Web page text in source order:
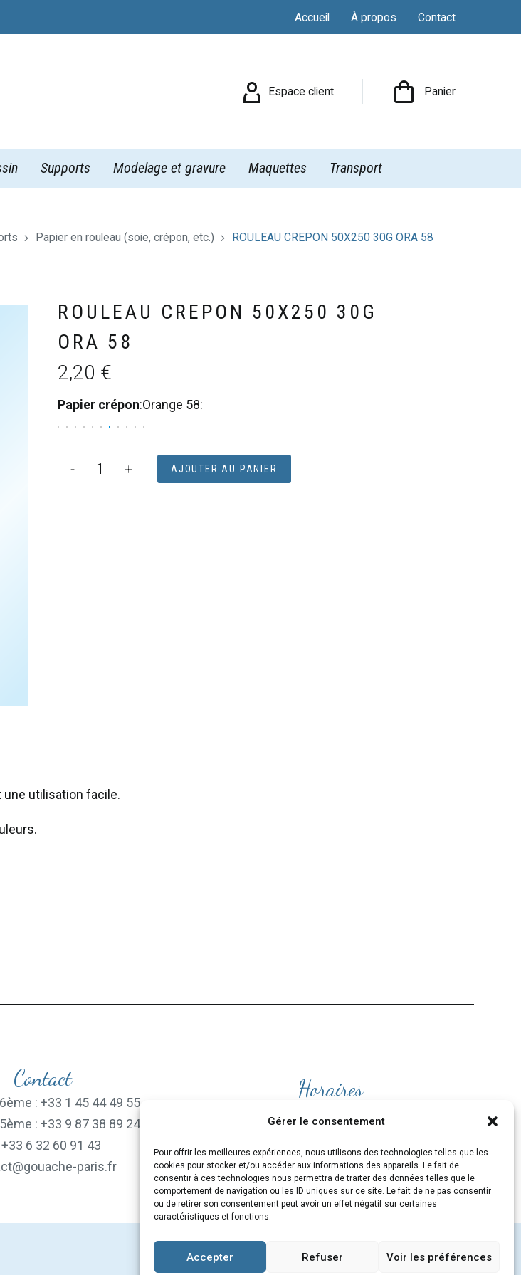
Gérer le consentement
Pour offrir les meilleures expériences, nous utilisons des technologies telles que les
cookies pour stocker et/ou accéder aux informations des appareils. Le fait de
consentir à ces technologies nous permettra de traiter des données telles que le
comportement de navigation ou les ID uniques sur ce site. Le fait de ne pas consentir
ou de retirer son consentement peut avoir un effet négatif sur certaines
caractéristiques et fonctions.
Accepter Refuser Voir les préférences
Accueil À propos Contact
 Espace client Panier
Supports Modelage et gravure Maquettes Transport
Papier en rouleau (soie, crépon, etc.) ROULEAU CREPON 50X250 30G ORA 58
ROULEAU CREPON 50X250 30G
ORA 58
2,20 €
Papier crépon:Orange 58
-
quantité
+ AJOUTER AU PANIER
une utilisation facile.
Contact
: +33 1 45 44 49 55
: +33 9 87 38 89 24
6 32 60 91 43
paris.fr
Horaires
et le Samedi de 10H à 19H